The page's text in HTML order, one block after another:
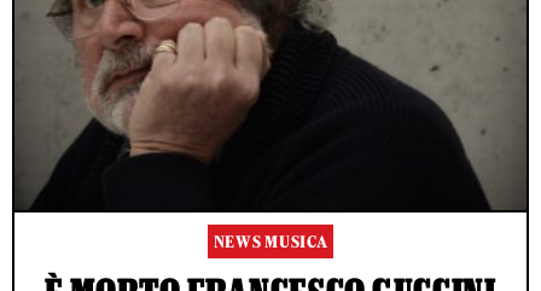
NEWS MUSICA